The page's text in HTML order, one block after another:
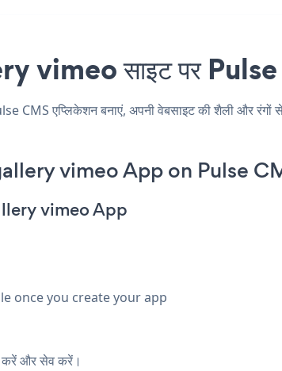
साइट पर Pulse
एप्लिकेशन बनाएं, अपनी वेबसाइट की शैली और
vimeo App on Pulse
vimeo App
once you create your app
करें और सेव करें।